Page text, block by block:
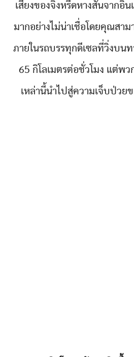
เสียงของจิ้งหรีดหางสั้นจากอิ
มากอย่างไม่น่าเชื่อโดยคุณสาม
ภายในรถบรรทุกดีเซลที่วิ่งบนท
65 กิโลเมตรต่อชั่วโมง แต่พว
เหล่านี้นำไปสู่ความเจ็บป่วย